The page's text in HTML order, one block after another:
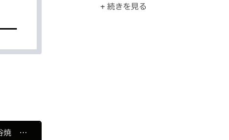
花瓶 津軽塗 陶器 九谷焼 一輪差し 置物
ZIPPO・ライター（10）
+ 続きを見る